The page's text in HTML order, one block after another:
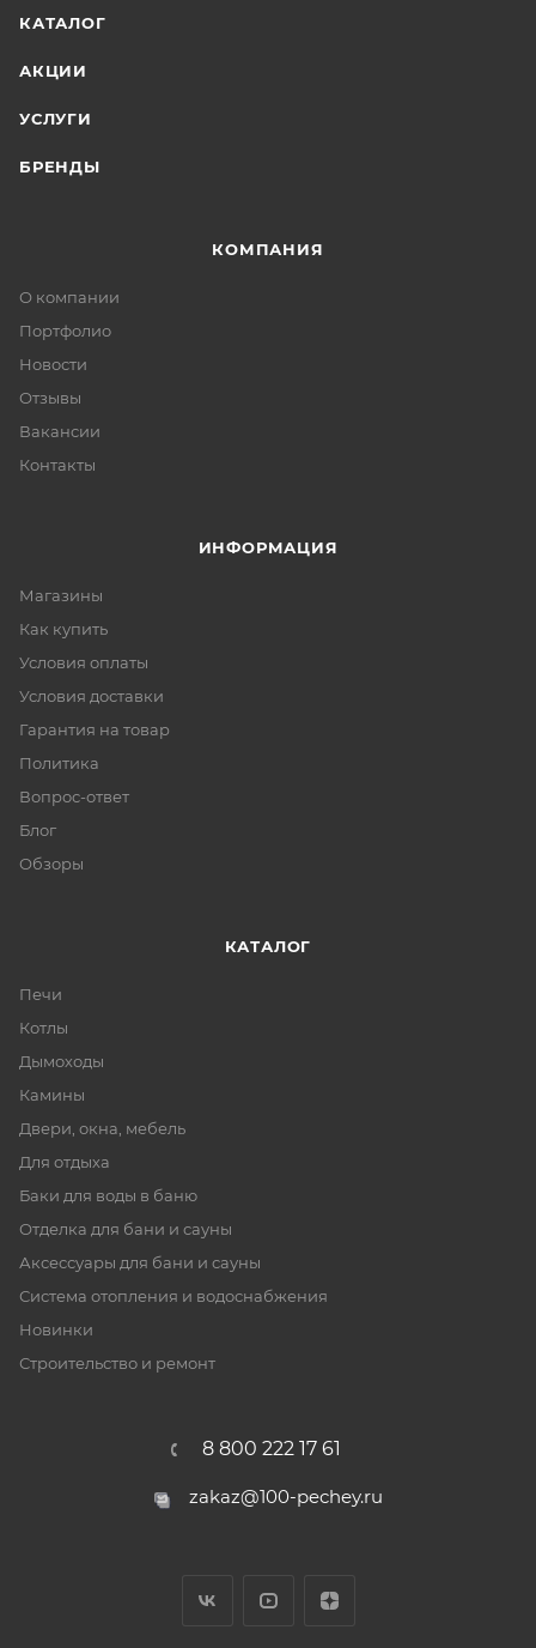
КАТАЛОГ
АКЦИИ
УСЛУГИ
БРЕНДЫ
КОМПАНИЯ
О компании
Портфолио
Новости
Отзывы
Вакансии
Контакты
ИНФОРМАЦИЯ
Магазины
Как купить
Условия оплаты
Условия доставки
Гарантия на товар
Политика
Вопрос-ответ
Блог
Обзоры
КАТАЛОГ
Печи
Котлы
Дымоходы
Камины
Двери, окна, мебель
Для отдыха
Баки для воды в баню
Отделка для бани и сауны
Аксессуары для бани и сауны
Система отопления и водоснабжения
Новинки
Строительство и ремонт
8 800 222 17 61
zakaz@100-pechey.ru